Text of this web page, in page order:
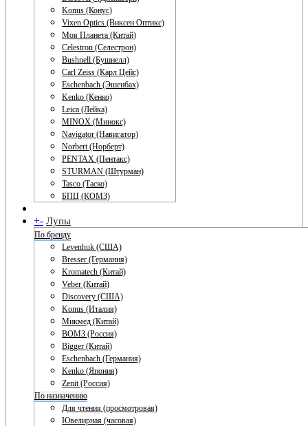
Konus (Конус)
Vixen Optics (Виксен Оптикс)
Моя Планета (Китай)
Celestron (Селестрон)
Bushnell (Бушнелл)
Carl Zeiss (Карл Цейс)
Eschenbach (Эшенбах)
Kenko (Кенко)
Leica (Лейка)
MINOX (Минокс)
Navigator (Навигатор)
Norbert (Норберт)
PENTAX (Пентакс)
STURMAN (Штурман)
Tasco (Таско)
БПЦ (КОМЗ)
+- Лупы
По бренду
Levenhuk (США)
Bresser (Германия)
Kromatech (Китай)
Veber (Китай)
Discovery (США)
Konus (Италия)
Микмед (Китай)
ВОМЗ (Россия)
Bigger (Китай)
Eschenbach (Германия)
Kenko (Япония)
Zenit (Россия)
По назначению
Для чтения (просмотровая)
Ювелирная (часовая)